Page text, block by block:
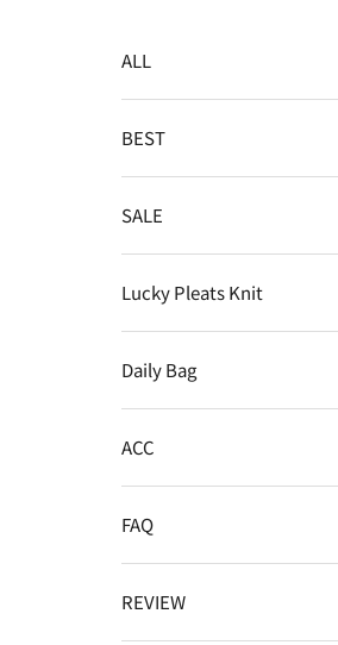
ALL
BEST
SALE
Lucky Pleats Knit
Daily Bag
ACC
FAQ
REVIEW